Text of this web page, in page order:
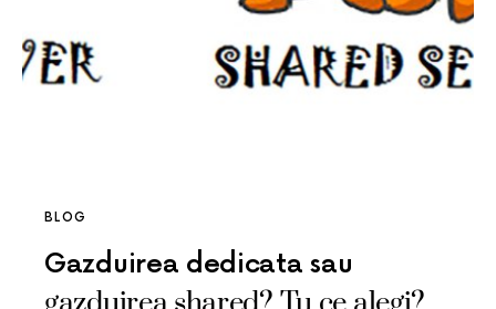
BLOG
Gazduirea dedicata sau